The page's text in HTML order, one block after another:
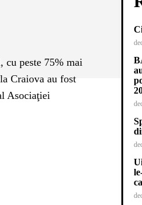
cu peste 75% mai
Craiova au fost
Asociaţiei